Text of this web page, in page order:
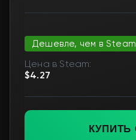
Дешевле, чем в
Цена в Steam:
$4.27
КУПИТЬ